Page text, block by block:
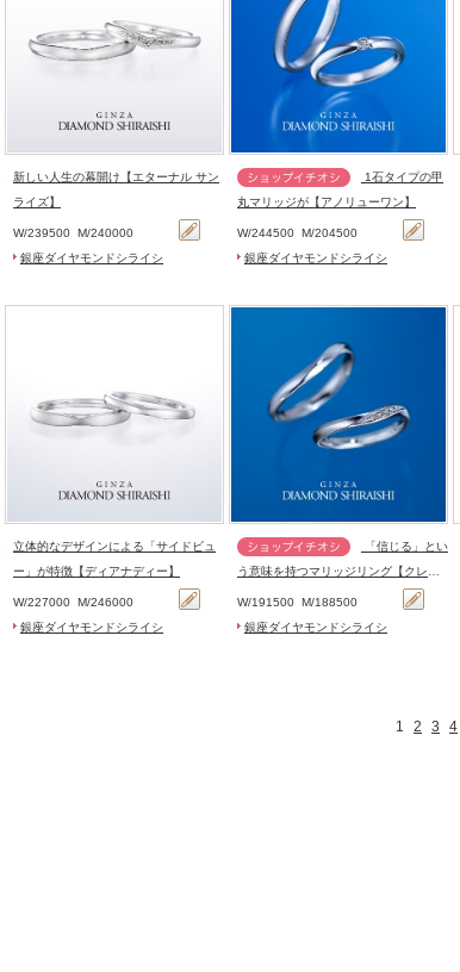
新しい人生の幕開け【エターナル サン
ライズ】
W/239500 M/240000
銀座ダイヤモンドシライシ
丸マリッジが【アノリューワン】
W/244500 M/204500
銀座ダイヤモンドシライシ
立体的なデザインによる「サイドビュ
ー」が特徴【ディアナディー】
W/227000 M/246000
銀座ダイヤモンドシライシ
う意味を持つマリッジリング【クレー
ル 8M…
W/191500 M/188500
銀座ダイヤモンドシライシ
1 2 3 4